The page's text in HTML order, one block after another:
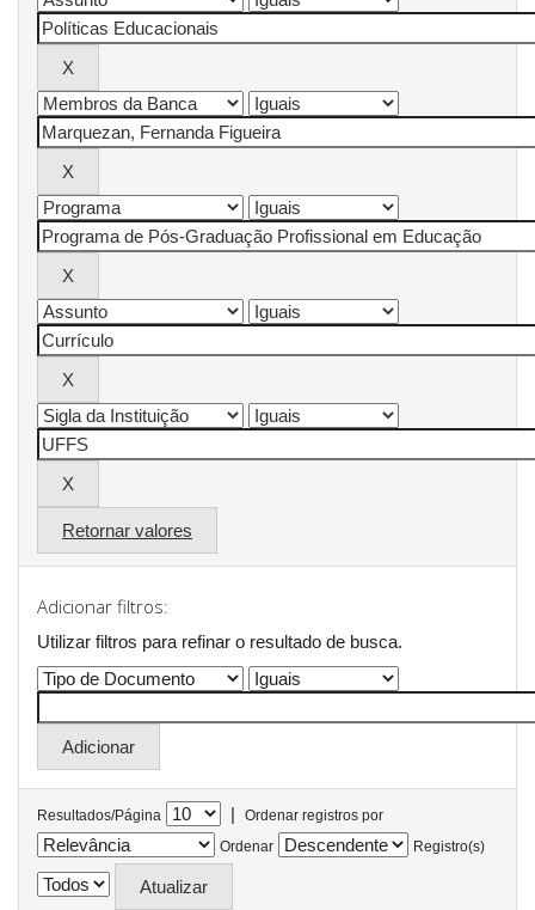
Retornar valores
Adicionar filtros:
Utilizar filtros para refinar o resultado de busca.
Resultados/Página |
Ordenar registros por
Ordenar
Registro(s)